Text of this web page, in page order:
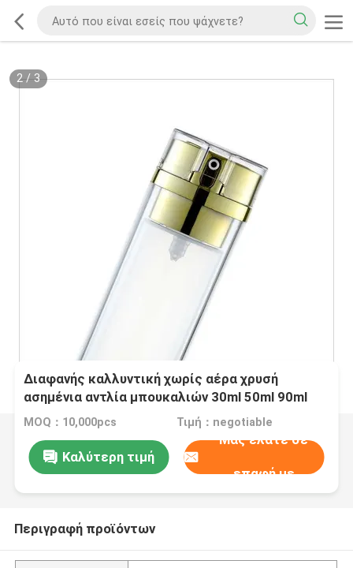
2/ 3
Διαφανής καλλυντική χωρίς αέρα χρυσή
ασημένια αντλία μπουκαλιών 30ml 50ml 90ml
130ml
MOQ：10,000pcs Τιμή：negotiable
Καλύτερη τιμή
Μας ελάτε σε
επαφή με
Περιγραφή προϊόντων